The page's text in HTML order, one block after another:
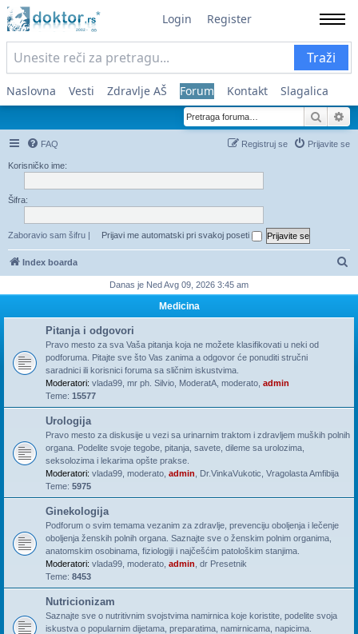
Login Register
Traži
Naslovna Vesti Zdravlje AŠ Forum Kontakt Slagalica
FAQ Prijavite se
Registruj se
Korisničko ime:
Šifra:
Zaboravio sam šifru | Prijavi me automatski pri svakoj poseti
Index boarda
Danas je Ned Avg 09, 2026 3:45 am
Medicina
Pitanja i odgovori
Pravo mesto za sva Vaša pitanja koja ne možete klasifikovati u neki od
podforuma. Pitajte sve što Vas zanima a odgovor će ponuditi stručni
saradnici ili korisnici foruma sa sličnim iskustvima.
Moderatori: vlada99 mr ph. Silvio ModeratA moderato admin
Teme: 15577
Urologija
Pravo mesto za diskusije u vezi sa urinarnim traktom i zdravljem muških polnih
organa. Podelite svoje tegobe, pitanja, savete, dileme sa urolozima,
seksolozima i lekarima opšte prakse.
Moderatori: vlada99 moderato admin Dr.VinkaVukotic Vragolasta Amfibija
Teme: 5975
Ginekologija
Podforum o svim temama vezanim za zdravlje, prevenciju oboljenja i lečenje
oboljenja ženskih polnih organa. Saznajte sve o ženskim polnim organima,
anatomskim osobinama, fiziologiji i najčešćim patološkim stanjima.
Moderatori: vlada99 moderato admin dr Presetnik
Teme: 8453
Nutricionizam
Saznajte sve o nutritivnim svojstvima namirnica koje koristite, podelite svoja
iskustva o popularnim dijetama, preparatima, namirnicama, napicima.